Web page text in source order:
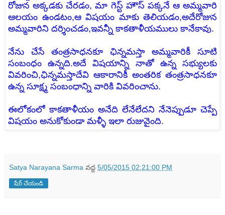
రోజున అక్కడకు చేరడం, మా గెస్ట్ హౌస్ పక్కనే ఆ అమ్మవారి
ఆలయం ఉండటం,ఆ విషయం మాకు తెలియడం,అదేరోజున
అమ్మవారిని దర్శించడం,ఇవన్నీ కాకతాళీయములు కానేకావు.
నేను చేసే తంత్రసాధనకూ ఛిన్నమస్తా అమ్మవారికీ సూటి
సంబంధం ఉన్నది.అదే విషయాన్ని నాతో ఉన్న సభ్యులకు
వివరించి,ఛిన్నమస్తాదేవి ఆకారానికీ అంతరిక తంత్రసాధనకూ
ఉన్న సూక్ష్మ సంబంధాన్ని వారికి వివరించాను.
ఈలోకంలో కాకతాళీయం అనేది లేనేలేదని నేనెప్పుడూ చెప్పే
విషయం అనుకోకుండా మళ్ళీ ఇలా రుజువైంది.
Satya Narayana Sarma వద్ద 5/05/2015 02:21:00 PM
షేర్ చేయండి